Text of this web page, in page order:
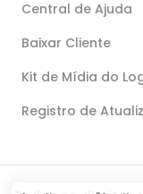
Central de Ajuda
Baixar Cliente
Kit de Mídia do
Registro de